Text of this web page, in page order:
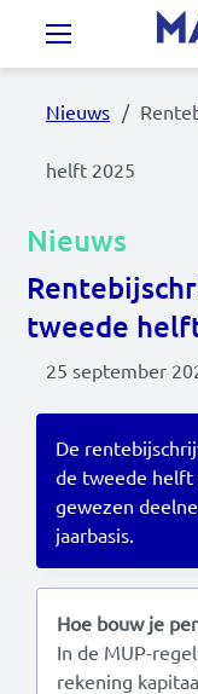
Overslaan en naar de
Onze
Nieuws
Documenten
Contact
Nieuws
helft 2025
Nieuws
tweede
25 september
De
de tweede helft
gewezen
jaarbasis.
Hoe bouw je
In de MUP-
rekening